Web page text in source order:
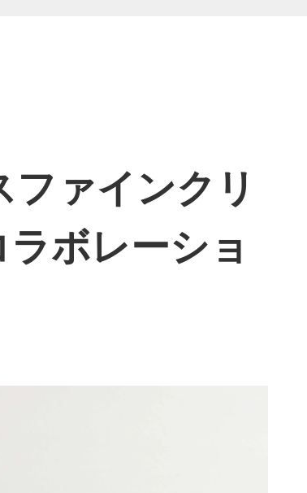
ファインクリ
ボレーショ